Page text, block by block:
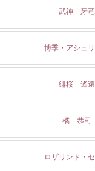
武神 牙竜
博季・アシュ
緋桜 遙遠
橘 恭司
ロザリンド・